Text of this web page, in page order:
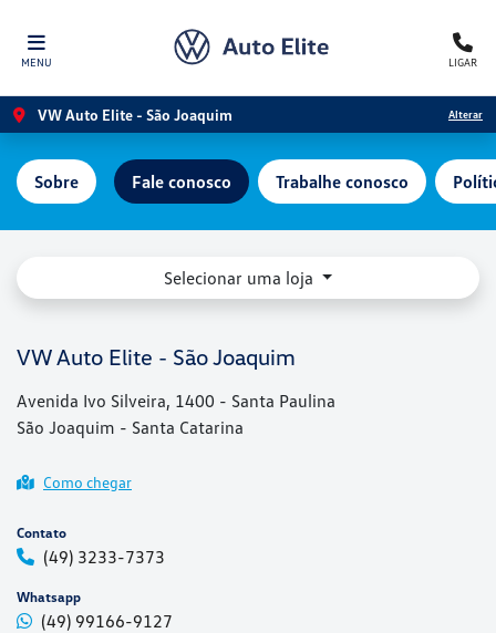
MENU LIGAR
VW Auto Elite - São Joaquim Alterar
Sobre Fale conosco Trabalhe conosco
Selecionar uma loja
VW Auto Elite - São Joaquim
Avenida Ivo Silveira, 1400 - Santa Paulina
São Joaquim - Santa Catarina
Como chegar
Contato
(49) 3233-7373
Whatsapp
(49) 99166-9127